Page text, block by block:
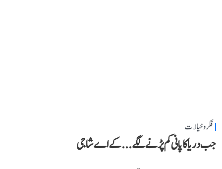
فکر و خیالات
جب دریا کا پانی کم پڑنے لگے...کے اے شاجی